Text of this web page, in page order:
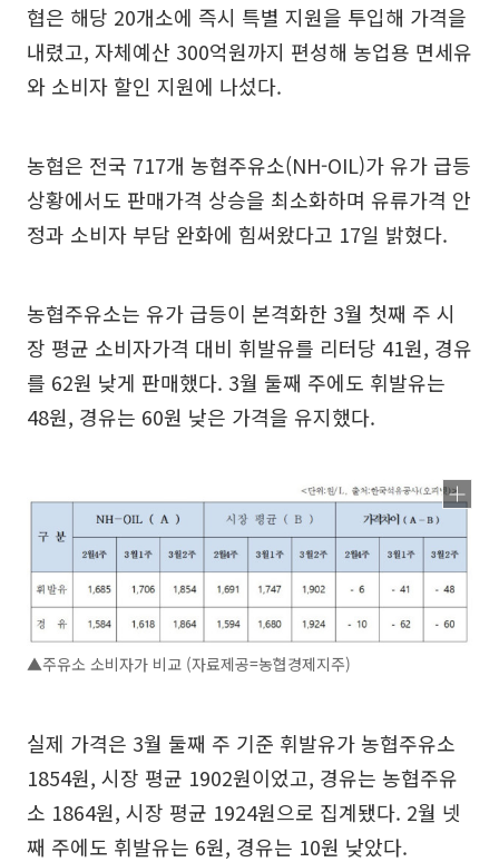
협은 해당 20개소에 즉시 특별 지원을 투입해 가격을
내렸고, 자체예산 300억원까지 편성해 농업용 면세유
와 소비자 할인 지원에 나섰다.
농협은 전국 717개 농협주유소(NH-OIL)가 유가 급등
상황에서도 판매가격 상승을 최소화하며 유류가격 안
정과 소비자 부담 완화에 힘써왔다고 17일 밝혔다.
농협주유소는 유가 급등이 본격화한 3월 첫째 주 시
장 평균 소비자가격 대비 휘발유를 리터당 41원, 경유
를 62원 낮게 판매했다. 3월 둘째 주에도 휘발유는
48원, 경유는 60원 낮은 가격을 유지했다.
▲주유소 소비자가 비교 (자료제공=농협경제지주)
실제 가격은 3월 둘째 주 기준 휘발유가 농협주유소
1854원, 시장 평균 1902원이었고, 경유는 농협주유
소 1864원, 시장 평균 1924원으로 집계됐다. 2월 넷
째 주에도 휘발유는 6원, 경유는 10원 낮았다.